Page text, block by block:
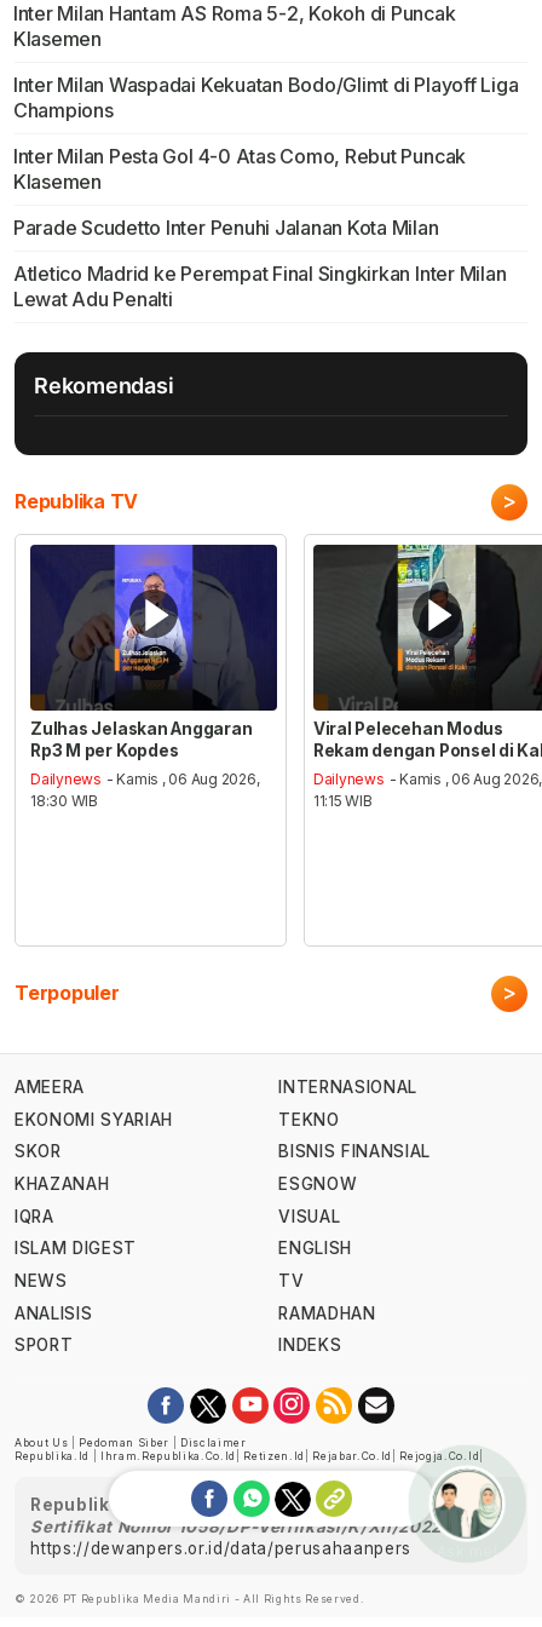
Inter Milan Hantam AS Roma 5-2, Kokoh di Puncak
Klasemen
Inter Milan Waspadai Kekuatan Bodo/Glimt di Playoff Liga
Champions
Inter Milan Pesta Gol 4-0 Atas Como, Rebut Puncak
Klasemen
Parade Scudetto Inter Penuhi Jalanan Kota Milan
Atletico Madrid ke Perempat Final Singkirkan Inter Milan
Lewat Adu Penalti
Rekomendasi
Republika TV >
Zulhas Jelaskan Anggaran
Rp3 M per Kopdes
Dailynews - Kamis , 06 Aug 2026,
18:30 WIB
Viral Pelecehan Modus
Rekam dengan Ponsel di
Dailynews - Kamis , 06 Aug 2026,
11:15 WIB
Terpopuler >
AMEERA
EKONOMI SYARIAH
SKOR
KHAZANAH
IQRA
ISLAM DIGEST
NEWS
ANALISIS
SPORT
INTERNASIONAL
TEKNO
BISNIS FINANSIAL
ESGNOW
VISUAL
ENGLISH
TV
RAMADHAN
INDEKS
About Us Pedoman Siber
Disclaimer
Republika.id
Ihram.republika.co.id Retizen.id Rejabar.co.id Rejogja.co.id
Republika telah diverifikasi oleh Dewan Pers
Sertifikat Nomor 1058/DP-Verifikasi/K/XII/2022
https://dewanpers.or.id/data/perusahaanpers
© 2026 PT Republika Media Mandiri - All Rights Reserved.
Ask me!